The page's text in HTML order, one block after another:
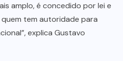
amplo, é concedido por lei e
tem autoridade para
explica Gustavo